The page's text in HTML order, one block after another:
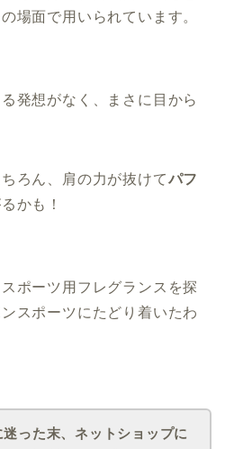
場面で用いられています。
発想がなく、まさに目から
ろん、肩の力が抜けてパフ
かも！
ポーツ用フレグランスを探
スポーツにたどり着いたわ
った末、ネットショップに